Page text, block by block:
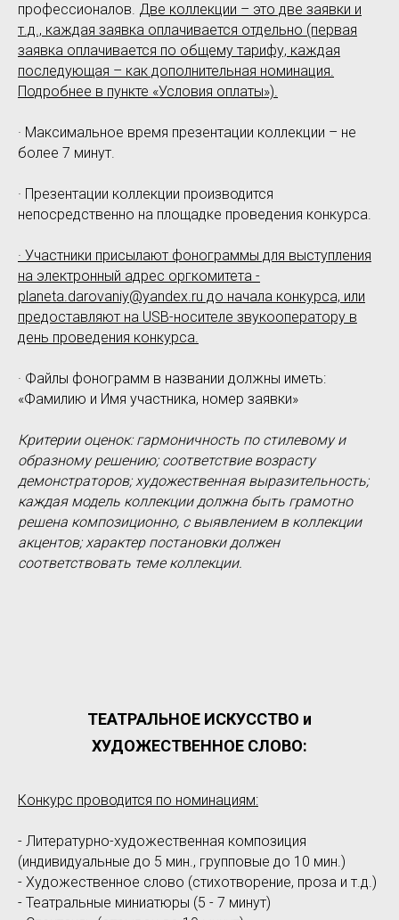
профессионалов. Две коллекции – это две заявки и
т.д., каждая заявка оплачивается отдельно (первая
заявка оплачивается по общему тарифу, каждая
последующая – как дополнительная номинация.
Подробнее в пункте «Условия оплаты»).
· Максимальное время презентации коллекции – не
более 7 минут.
· Презентации коллекции производится
непосредственно на площадке проведения конкурса.
· Участники присылают фонограммы для выступления
на электронный адрес оргкомитета -
planeta.darovaniy@yandex.ru до начала конкурса, или
предоставляют на USB-носителе звукооператору в
день проведения конкурса.
· Файлы фонограмм в названии должны иметь:
«Фамилию и Имя участника, номер заявки»
Критерии оценок: гармоничность по стилевому и
образному решению; соответствие возрасту
демонстраторов; художественная выразительность;
каждая модель коллекции должна быть грамотно
решена композиционно, с выявлением в коллекции
акцентов; характер постановки должен
соответствовать теме коллекции.
ТЕАТРАЛЬНОЕ ИСКУССТВО и
ХУДОЖЕСТВЕННОЕ СЛОВО:
Конкурс проводится по номинациям:
- Литературно-художественная композиция
(индивидуальные до 5 мин., групповые до 10 мин.)
- Художественное слово (стихотворение, проза и т.д.)
- Театральные миниатюры (5 - 7 минут)